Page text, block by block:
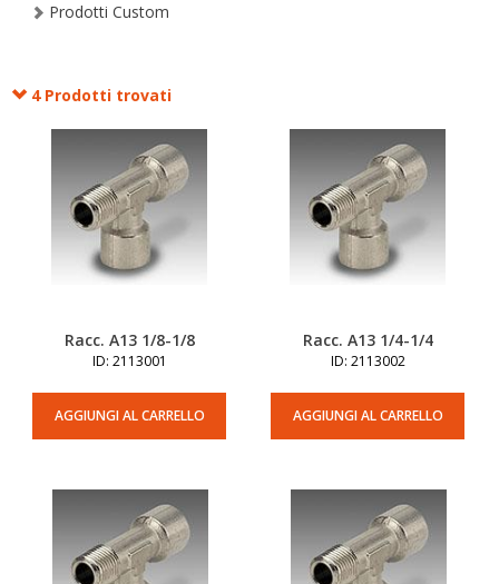
Prodotti Custom
4 Prodotti trovati
Racc. A13 1/8-1/8
ID: 2113001
AGGIUNGI AL CARRELLO
Racc. A13 1/4-1/4
ID: 2113002
AGGIUNGI AL CARRELLO